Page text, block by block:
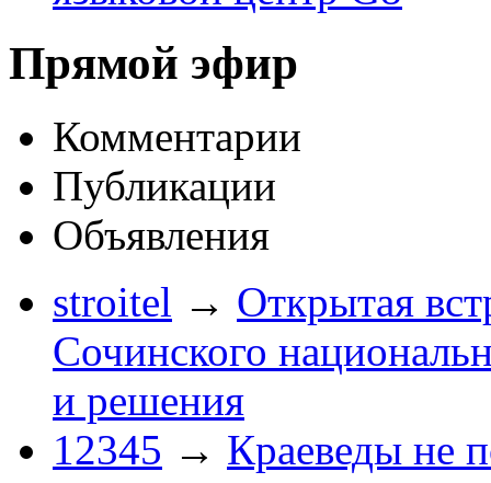
Прямой эфир
Комментарии
Публикации
Объявления
stroitel → Открытая
Сочинского
и решения
12345 → Краеведы не